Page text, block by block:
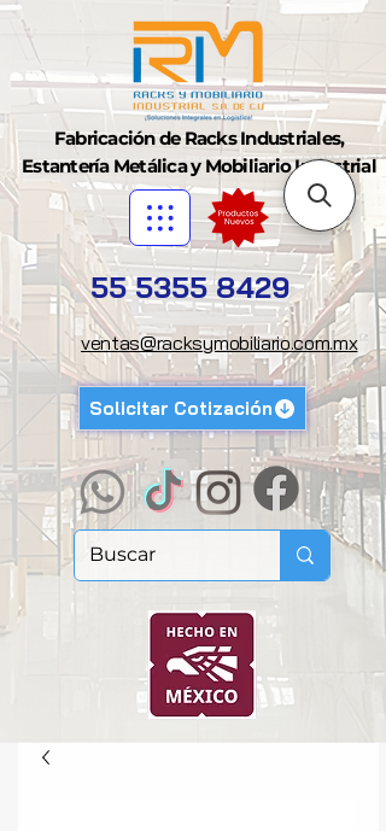
Fabricación de Racks Industriales,
Estantería Metálica y Mobiliario Industrial
55 5355 8429
ventas@racksymobiliario.com.mx
Solicitar Cotización